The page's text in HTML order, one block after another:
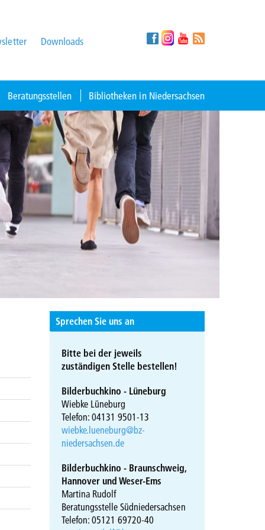
Downloads
Beratungsstellen Bibliotheken in Niedersachsen
Sprechen Sie uns an
Bitte bei der jeweils
zuständigen Stelle bestellen!
Bilderbuchkino - Lüneburg
Wiebke Lüneburg
Telefon: 04131 9501-13
wiebke.lueneburg@bz-
niedersachsen.de
Bilderbuchkino - Braunschweig,
Hannover und Weser-Ems
Martina Rudolf
Beratungsstelle Südniedersachsen
Telefon: 05121 69720-40